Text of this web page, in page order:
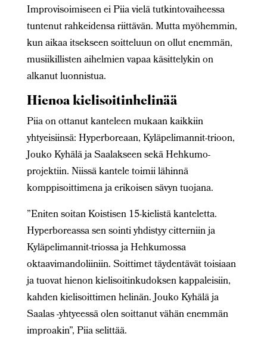
Improvisoimiseen ei Piia vielä tutkintovaiheessa
tuntenut rahkeidensa riittävän. Mutta myöhemmin,
kun aikaa itsekseen soitteluun on ollut enemmän,
musiikillisten aihelmien vapaa käsittelykin on
alkanut luonnistua.
Hienoa kielisoitinhelinää
Piia on ottanut kanteleen mukaan kaikkiin
yhtyeisiinsä: Hyperboreaan, Kyläpelimannit-trioon,
Jouko Kyhälä ja Saalakseen sekä Hehkumo-
projektiin. Niissä kantele toimii lähinnä
komppisoittimena ja erikoisen sävyn tuojana.
”Eniten soitan Koistisen 15-kielistä kanteletta.
Hyperboreassa sen sointi yhdistyy citterniin ja
Kyläpelimannit-triossa ja Hehkumossa
oktaavimandoliiniin. Soittimet täydentävät toisiaan
ja tuovat hienon kielisoitinkudoksen kappaleisiin,
kahden kielisoittimen helinän. Jouko Kyhälä ja
Saalas -yhtyeessä olen soittanut vähän enemmän
improakin”, Piia selittää.